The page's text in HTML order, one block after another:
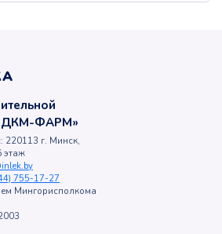
«ДКМ-ФАРМ»
г. Минск,
этаж
755-17-27
Мингорисполкома